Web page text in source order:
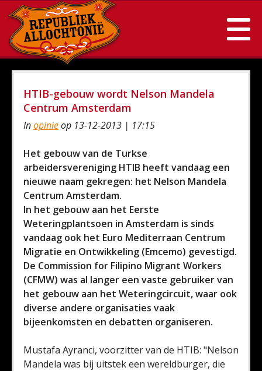
HTIB-gebouw wordt Nelson Mandela
Centrum Amsterdam
Inopinieop 13-12-2013 | 17:15
Het gebouw van de Turkse
arbeidersvereniging HTIB heeft vandaag een
nieuwe naam gekregen: het Nelson Mandela
Centrum Amsterdam.
In het gebouw aan het Eerste
Weteringplantsoen in Amsterdam is sinds
vandaag ook het Euro Mediterraan Centrum
Migratie en Ontwikkeling (Emcemo) gevestigd.
De Commission for Filipino Migrant Workers
(CFMW) was al langer een vaste gebruiker van
het gebouw aan het Weteringcircuit, waar ook
diverse andere organisaties vaak
bijeenkomsten en debatten organiseren.
Mustafa Ayranci, voorzitter van de HTIB: "Nelson
Mandela was bij uitstek een wereldburger, die